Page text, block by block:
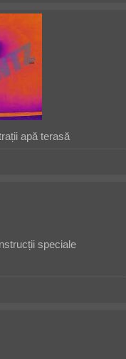
apă terasă
speciale